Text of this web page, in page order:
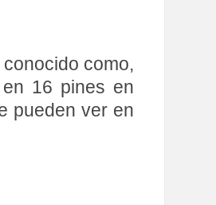
como,
16 pines en
pueden ver en